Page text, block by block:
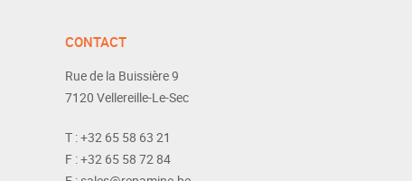
CONTACT
Rue de la Buissière 9
7120 Vellereille-Le-Sec
T :+32 65 58 63 21
F :+32 65 58 72 84